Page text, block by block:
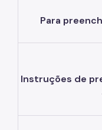
Aprovação de
Requalifica
Para
Instruções de